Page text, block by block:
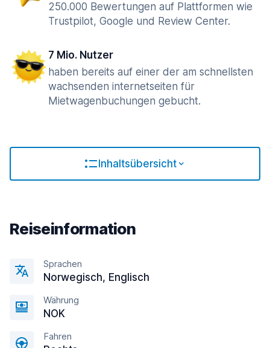
250.000 Bewertungen auf Plattformen wie
Trustpilot, Google und Review Center.
7 Mio. Nutzer
haben bereits auf einer der am schnellsten
wachsenden internetseiten für
Mietwagenbuchungen gebucht.
Inhaltsübersicht
Reiseinformation
Sprachen
Norwegisch, Englisсh
Währung
NOK
Fahren